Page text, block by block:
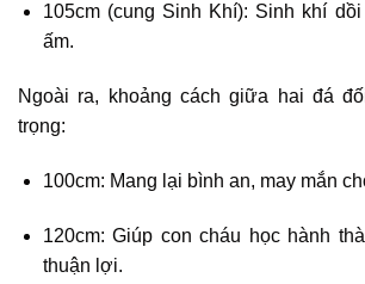
105cm (cung Sinh Khí): Sinh khí
ấm.
Ngoài ra, khoảng cách giữa hai đá
trọng:
100cm: Mang lại bình an, may mắn
120cm: Giúp con cháu học hành
thuận lợi.